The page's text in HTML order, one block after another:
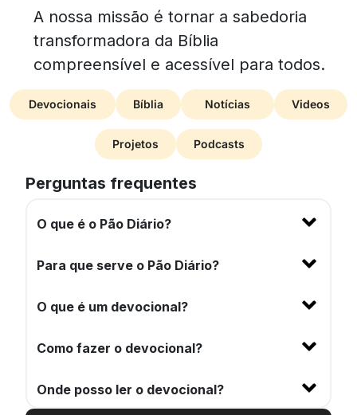
A nossa missão é tornar a sabedoria
transformadora da Bíblia
compreensível e acessível para todos.
Devocionais Bíblia Notícias Videos
Projetos Podcasts
Perguntas frequentes
O que é o Pão Diário?
Para que serve o Pão Diário?
O que é um devocional?
Como fazer o devocional?
Onde posso ler o devocional?